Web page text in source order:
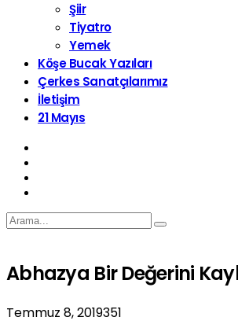
Şiir
Tiyatro
Yemek
Köşe Bucak Yazıları
Çerkes Sanatçılarımız
İletişim
21 Mayıs
Abhazya Bir Değerini
Temmuz 8, 2019351